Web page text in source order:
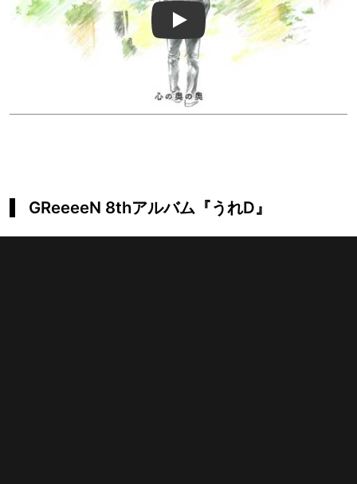
GReeeeN 8thアルバム『うれD』